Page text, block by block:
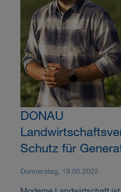
DONAU
Schutz für
Donnerstag, 19.05.2022
Moderne Landwirtschaft